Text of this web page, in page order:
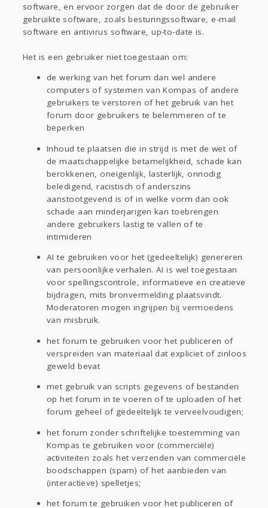
software, en ervoor zorgen dat de door de gebruiker
gebruikte software, zoals besturingssoftware, e-mail
software en antivirus software, up-to-date is.
Het is een gebruiker niet toegestaan om:
de werking van het forum dan wel andere
computers of systemen van Kompas of andere
gebruikers te verstoren of het gebruik van het
forum door gebruikers te belemmeren of te
beperken
Inhoud te plaatsen die in strijd is met de wet of
de maatschappelijke betamelijkheid, schade kan
berokkenen, oneigenlijk, lasterlijk, onnodig
beledigend, racistisch of anderszins
aanstootgevend is of in welke vorm dan ook
schade aan minderjarigen kan toebrengen
andere gebruikers lastig te vallen of te
intimideren
AI te gebruiken voor het (gedeeltelijk) genereren
van persoonlijke verhalen. AI is wel toegestaan
voor spellingscontrole, informatieve en creatieve
bijdragen, mits bronvermelding plaatsvindt.
Moderatoren mogen ingrijpen bij vermoedens
van misbruik.
het forum te gebruiken voor het publiceren of
verspreiden van materiaal dat expliciet of zinloos
geweld bevat
met gebruik van scripts gegevens of bestanden
op het forum in te voeren of te uploaden of het
forum geheel of gedeeltelijk te verveelvoudigen;
het forum zonder schriftelijke toestemming van
Kompas te gebruiken voor (commerciële)
activiteiten zoals het verzenden van commerciële
boodschappen (spam) of het aanbieden van
(interactieve) spelletjes;
het forum te gebruiken voor het publiceren of